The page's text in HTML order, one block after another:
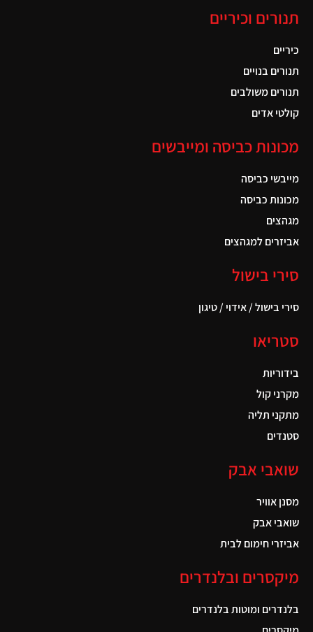
תנורים וכיריים
כיריים
תנורים בנויים
תנורים משולבים
קולטי אדים
מכונות כביסה ומייבשים
מייבשי כביסה
מכונות כביסה
מגהצים
אביזרים למגהצים
סירי בישול
סירי בישול / אידוי / טיגון
סטריאו
בידוריות
מקרני קול
מתקני תליה
סטנדים
שואבי אבק
מסנן אוויר
שואבי אבק
אביזרי חימום לבית
מיקסרים ובלנדרים
בלנדרים ומוטות בלנדרים